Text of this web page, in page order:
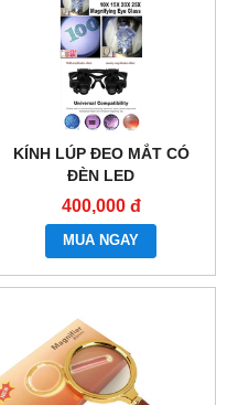
KÍNH LÚP ĐEO MẮT CÓ
ĐÈN LED
400,000 đ
MUA NGAY